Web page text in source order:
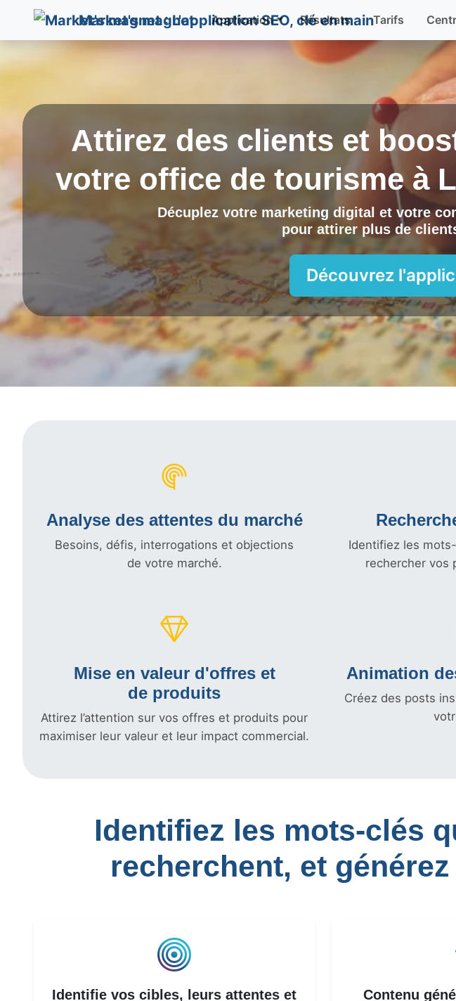
Market's magnet Application Résultats Tarifs
Attirez des clients et
votre office de tourisme à
Décuplez votre marketing digital et votre
pour attirer plus de
Découvrez
Analyse des attentes du marché
Besoins, défis, interrogations et objections
de votre marché.
Identifiez les
rechercher vos
Mise en valeur d'offres et
de produits
Attirez l’attention sur vos offres et produits pour
maximiser leur valeur et leur impact commercial.
Animation
Créez des posts
Identifiez les mots-clés
recherchent, et
Identifie vos cibles, leurs attentes et
Contenu